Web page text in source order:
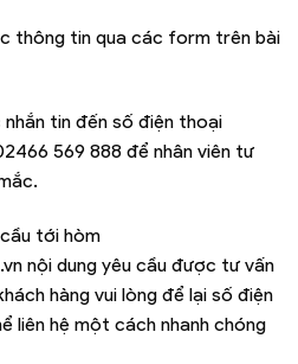
thông tin qua các form trên bài
tin đến số điện thoại
569 888 để nhân viên tư
tới hòm
nội dung yêu cầu được tư vấn
hàng vui lòng để lại số điện
liên hệ một cách nhanh chóng